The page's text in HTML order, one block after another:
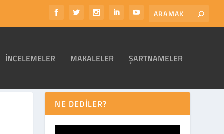
İNCELEMELER MAKALELER ŞARTNAMELER
NE DEDİLER?